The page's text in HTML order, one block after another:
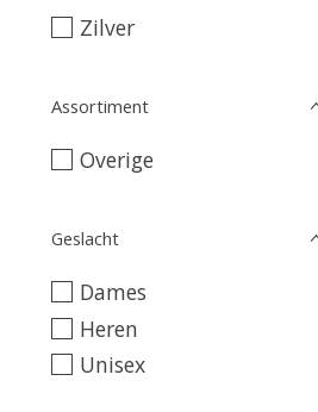
Zilver
Assortiment
Overige
Geslacht
Dames
Heren
Unisex